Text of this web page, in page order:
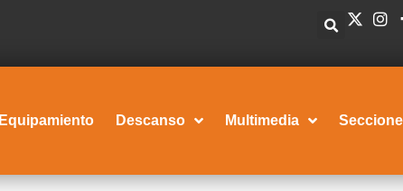
Equipamiento Descanso Multimedia